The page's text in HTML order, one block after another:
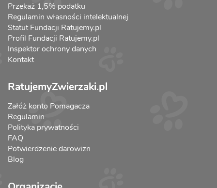
Przekaż 1,5% podatku
Regulamin własności intelektualnej
Statut Fundacji Ratujemy.pl
Profil Fundacji Ratujemy.pl
Inspektor ochrony danych
Kontakt
RatujemyZwierzaki.pl
Załóż konto Pomagacza
Regulamin
Polityka prywatności
FAQ
Potwierdzenie darowizn
Blog